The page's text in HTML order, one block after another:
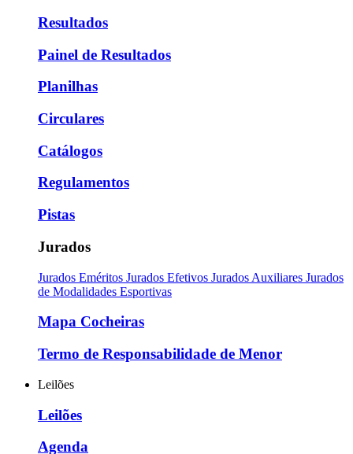
Resultados
Painel de Resultados
Planilhas
Circulares
Catálogos
Regulamentos
Pistas
Jurados
Jurados Eméritos Jurados Efetivos Jurados Auxiliares Jurados
de Modalidades Esportivas
Mapa Cocheiras
Termo de Responsabilidade de Menor
Leilões
Leilões
Agenda